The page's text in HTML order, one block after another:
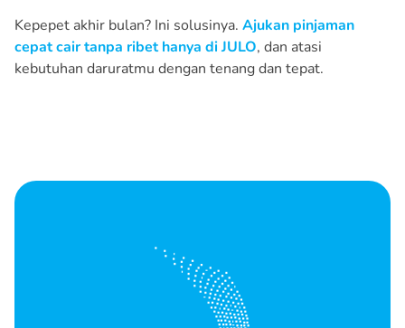
Kepepet akhir bulan? Ini solusinya. Ajukan pinjaman
cepat cair tanpa ribet hanya di JULO, dan atasi
kebutuhan daruratmu dengan tenang dan tepat.